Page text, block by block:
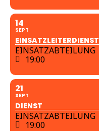
14
SEPT
EINSATZLEITERDIENST
EINSATZABTEILUNG
19:00
21
SEPT
DIENST
EINSATZABTEILUNG
19:00